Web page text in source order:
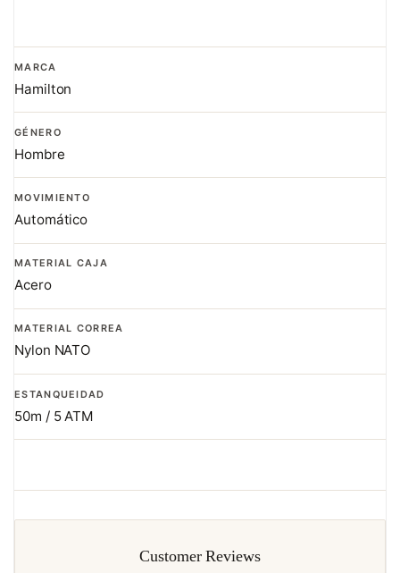
MARCA
Hamilton
GÉNERO
Hombre
MOVIMIENTO
Automático
MATERIAL CAJA
Acero
MATERIAL CORREA
Nylon NATO
ESTANQUEIDAD
50m / 5 ATM
Customer Reviews